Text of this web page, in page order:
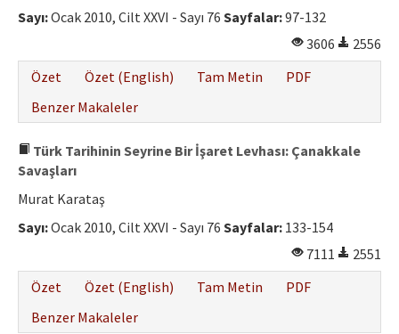
Sayı:Ocak 2010, Cilt XXVI - Sayı 76 Sayfalar:97-132
3606
2556
Özet
Özet (English) Tam Metin
PDF
Benzer Makaleler
Türk Tarihinin Seyrine Bir İşaret Levhası: Çanakkale
Savaşları
Murat Karataş
Sayı:Ocak 2010, Cilt XXVI - Sayı 76 Sayfalar: 133-154
7111
2551
Özet
Özet (English) Tam Metin
PDF
Benzer Makaleler